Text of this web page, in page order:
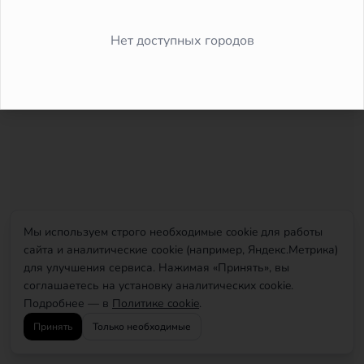
Мы используем строго необходимые cookie для работы
сайта и аналитические cookie (например, Яндекс.Метрика)
для улучшения сервиса. Нажимая «Принять», вы
соглашаетесь на установку аналитических cookie.
Подробнее — в Политике cookie.
Принять Только необходимые
Нет доступных городов